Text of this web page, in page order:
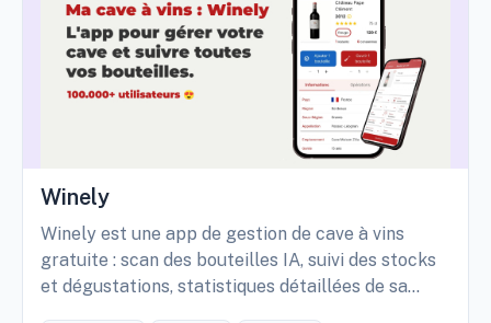
Winely
Winely est une app de gestion de cave à vins
gratuite : scan des bouteilles IA, suivi des stocks
et dégustations, statistiques détaillées de sa